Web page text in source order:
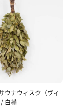
ウナウィスク（ヴィ
白樺